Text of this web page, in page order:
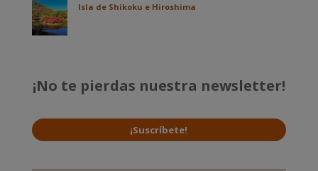
Isla de Shikoku e Hiroshima
¡No te pierdas nuestra newsletter!
¡Suscríbete!